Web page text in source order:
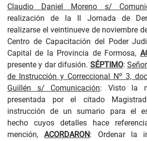
Claudio Daniel Moreno s/
realización de la II Jornada de
realizarse el veintinueve de noviembre
Centro de Capacitación del Poder
Capital de la Provincia de Formosa,
presente y dar difusión. SÉPTIMO:
de Instrucción y Correccional Nº 3,
Guillén s/ Comunicación: Visto la
presentada por el citado
instrucción de un sumario para el
hecho cuyos detalles hace
mención,ACORDARON: Ordenar la